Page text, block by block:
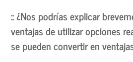
:: ¿Nos podrías explicar
ventajas de utilizar opciones
se pueden convertir en